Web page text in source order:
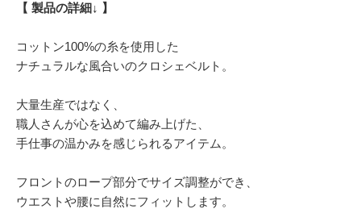
【 製品の詳細↓ 】
コットン100%の糸を使用した
ナチュラルな風合いのクロシェベルト。
大量生産ではなく、
職人さんが心を込めて編み上げた、
手仕事の温かみを感じられるアイテム。
フロントのロープ部分でサイズ調整ができ、
ウエストや腰に自然にフィットします。